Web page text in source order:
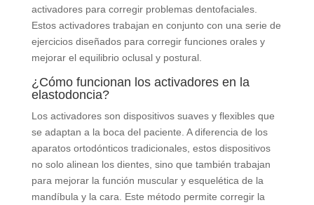
activadores para corregir problemas dentofaciales.
Estos activadores trabajan en conjunto con una serie de
ejercicios diseñados para corregir funciones orales y
mejorar el equilibrio oclusal y postural.
¿Cómo funcionan los activadores en la
elastodoncia?
Los activadores son dispositivos suaves y flexibles que
se adaptan a la boca del paciente. A diferencia de los
aparatos ortodónticos tradicionales, estos dispositivos
no solo alinean los dientes, sino que también trabajan
para mejorar la función muscular y esquelética de la
mandíbula y la cara. Este método permite corregir la